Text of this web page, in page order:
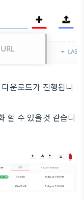
운로드가 진행됩니
할 수 있을것 같습니